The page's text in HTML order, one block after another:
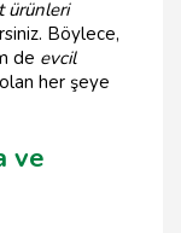
ürünleri
Böylece,
de evcil
her şeye
ve